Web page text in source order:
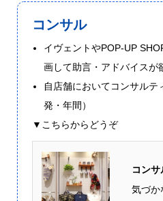
コンサル
イヴェントやPOP-UP
画して助言・アドバイスが
自店舗においてコンサルテ
発・年間）
▼こちらからどうぞ
コン
気づか